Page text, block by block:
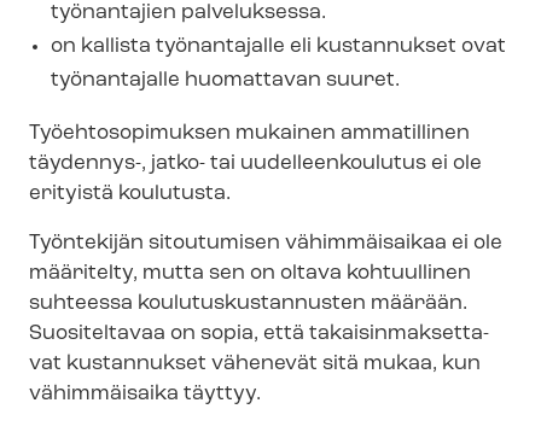
työnantajien palveluksessa.
on kallista työnantajalle eli kustannukset ovat
työnantajalle huomattavan suuret.
Työehtosopimuksen mukainen ammatillinen
täydennys-, jatko- tai uudelleenkoulutus ei ole
erityistä koulutusta.
Työntekijän sitoutumisen vähimmäisaikaa ei ole
määritelty, mutta sen on oltava kohtuullinen
suhteessa kou­lu­tus­kus­tan­nus­ten määrään.
Suositeltavaa on sopia, että ta­kai­sin­mak­set­ta­
vat kustannukset vähenevät sitä mukaa, kun
vähimmäisaika täyttyy.